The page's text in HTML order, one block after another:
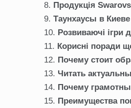
Продукція
Таунхаусы в
Розвиваючі ігри
Корисні поради
Почему стоит
Читать
Почему
Преимущества